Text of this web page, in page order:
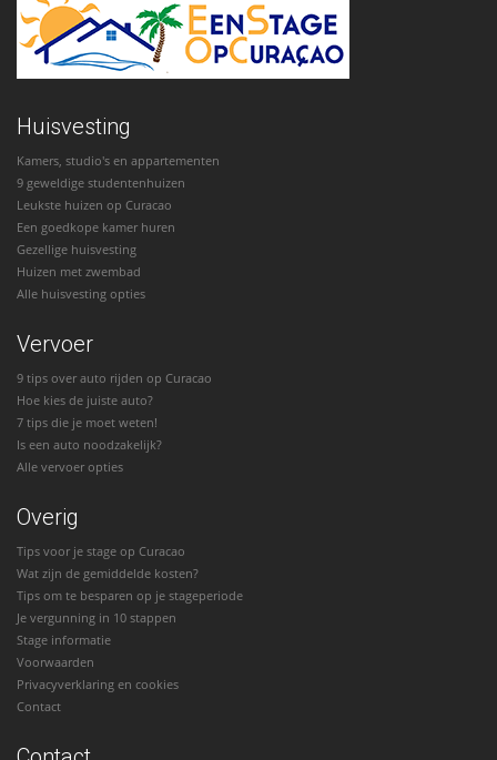
Huisvesting
Kamers, studio's en appartementen
9 geweldige studentenhuizen
Leukste huizen op Curacao
Een goedkope kamer huren
Gezellige huisvesting
Huizen met zwembad
Alle huisvesting opties
Vervoer
9 tips over auto rijden op Curacao
Hoe kies de juiste auto?
7 tips die je moet weten!
Is een auto noodzakelijk?
Alle vervoer opties
Overig
Tips voor je stage op Curacao
Wat zijn de gemiddelde kosten?
Tips om te besparen op je stageperiode
Je vergunning in 10 stappen
Stage informatie
Voorwaarden
Privacyverklaring en cookies
Contact